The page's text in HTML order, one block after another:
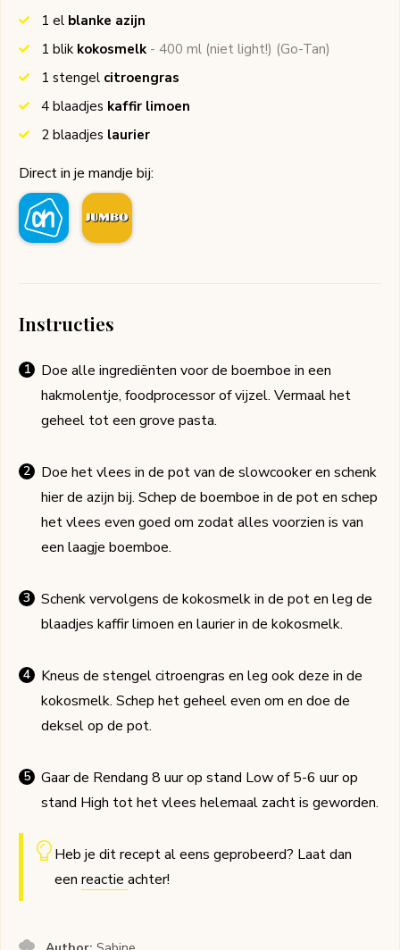
1 el blanke azijn
1 blik kokosmelk - 400 ml (niet light!) (Go-Tan)
1 stengel citroengras
4 blaadjes kaffir limoen
2 blaadjes laurier
Direct in je mandje bij:
Instructies
Doe alle ingrediënten voor de boemboe in een
hakmolentje, foodprocessor of vijzel. Vermaal het
geheel tot een grove pasta.
Doe het vlees in de pot van de slowcooker en schenk
hier de azijn bij. Schep de boemboe in de pot en schep
het vlees even goed om zodat alles voorzien is van
een laagje boemboe.
Schenk vervolgens de kokosmelk in de pot en leg de
blaadjes kaffir limoen en laurier in de kokosmelk.
Kneus de stengel citroengras en leg ook deze in de
kokosmelk. Schep het geheel even om en doe de
deksel op de pot.
Gaar de Rendang 8 uur op stand Low of 5-6 uur op
stand High tot het vlees helemaal zacht is geworden.
Heb je dit recept al eens geprobeerd? Laat dan
een reactie achter!